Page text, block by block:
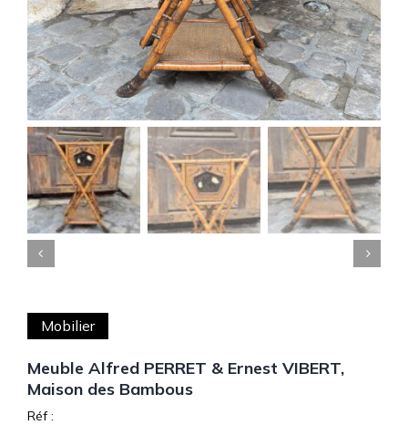
 
Meuble Alfred PERRET & Ernest VIBERT,
Maison des Bambous
Mobilier
Réf :